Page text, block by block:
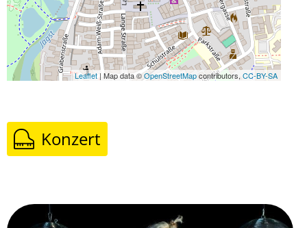
Leaflet| Map data ©OpenStreetMapcontributors, CC-BY-SA
Konzert